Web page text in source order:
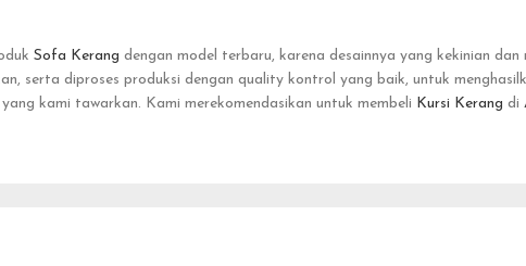
Sofa Kerang dengan model terbaru, karena desainnya yang kekinian
serta diproses produksi dengan quality kontrol yang baik, untuk
kami tawarkan. Kami merekomendasikan untuk membeli Kursi Kerang di